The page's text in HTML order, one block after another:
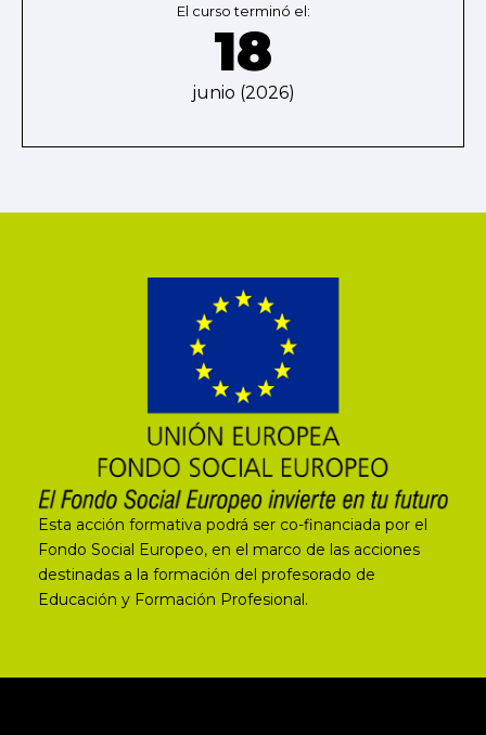
El curso terminó el:
18
junio (2026)
Esta acción formativa podrá ser co-financiada por el
Fondo Social Europeo, en el marco de las acciones
destinadas a la formación del profesorado de
Educación y Formación Profesional.